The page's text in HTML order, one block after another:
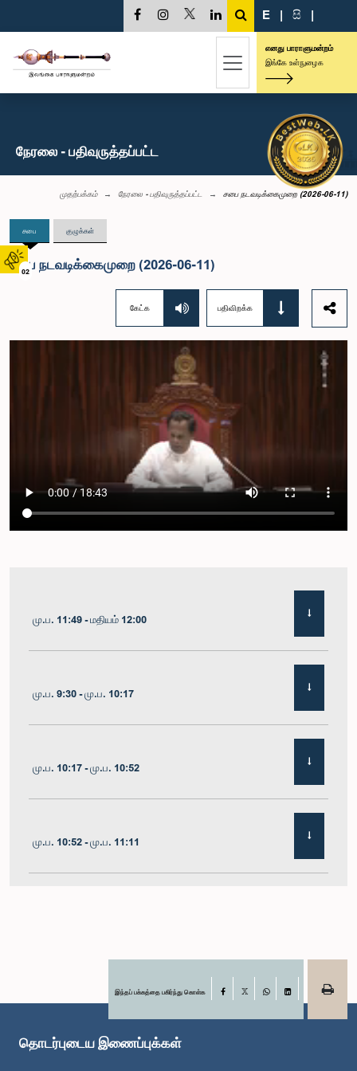
02
E | සි |
எனது பாராளுமன்றம்
இங்கே உள்நுழைக
நேரலை - பதிவுருத்தப்பட்ட
முதற்பக்கம் நேரலை - பதிவுருத்தப்பட்ட சபை நடவடிக்கைமுறை (2026-06-11)
சபை குழுக்கள்
சபை நடவடிக்கைமுறை (2026-06-11)
கேட்க பதிவிறக்க
மு.ப. 11:49 - மதியம் 12:00
மு.ப. 9:30 - மு.ப. 10:17
மு.ப. 10:17 - மு.ப. 10:52
மு.ப. 10:52 - மு.ப. 11:11
மு.ப. 11:30 - மு.ப. 11:40இந்தப் பக்கத்தை பகிர்ந்து கொள்க Facebook
LinkedIn
தொடர்புடைய இணைப்புக்கள்